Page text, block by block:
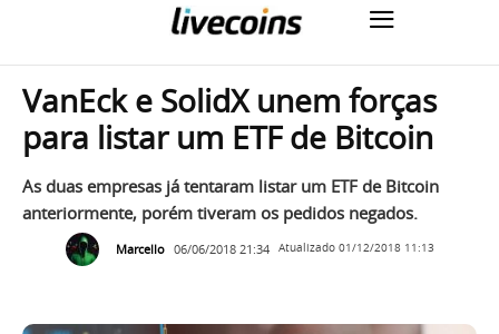
VanEck e SolidX unem forças
para listar um ETF de Bitcoin
As duas empresas já tentaram listar um ETF de Bitcoin
anteriormente, porém tiveram os pedidos negados.
Marcello 06/06/2018 21:34 Atualizado 01/12/2018 11:13